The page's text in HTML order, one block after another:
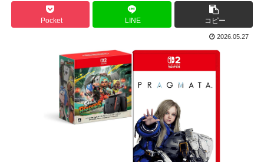
Pocket LINE コピー
2026.05.27